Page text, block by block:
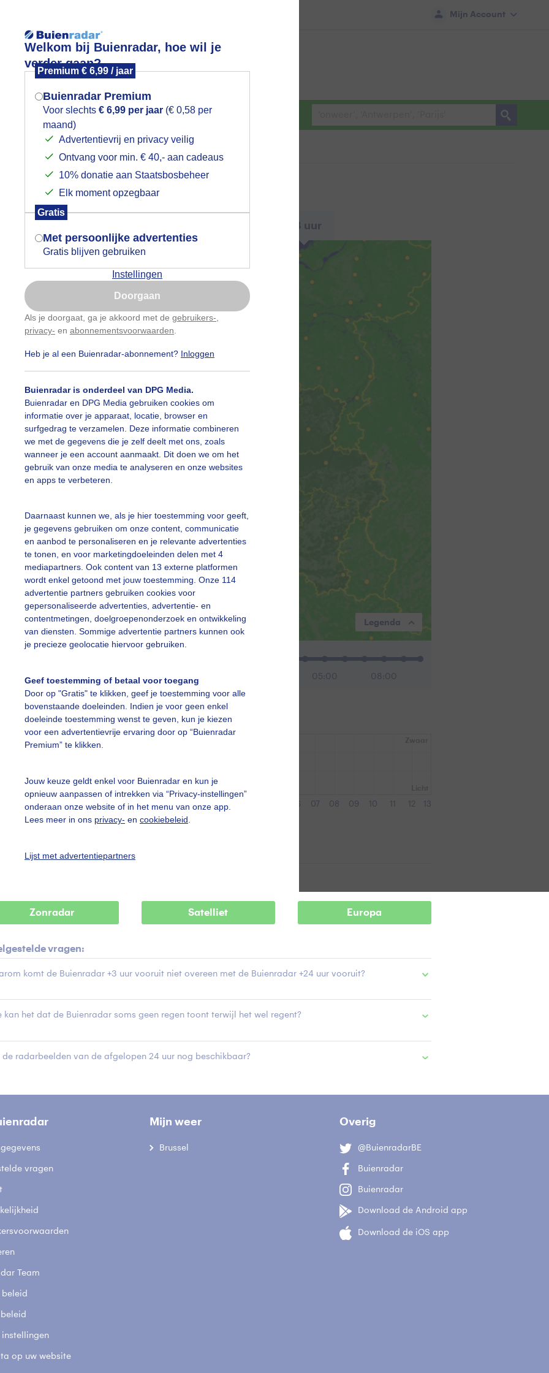
Welkom bij Buienradar, hoe wil je
verder gaan?
Premium € 6,99 / jaar
Buienradar Premium
Voor slechts € 6,99 per jaar (€ 0,58 per
maand)
Advertentievrij en privacy veilig
Ontvang voor min. € 40,- aan cadeaus
10% donatie aan Staatsbosbeheer
Elk moment opzegbaar
Gratis
Met persoonlijke advertenties
Gratis blijven gebruiken
Instellingen
Doorgaan
Als je doorgaat, ga je akkoord met de gebruikers-
privacy- en abonnementsvoorwaarden
Heb je al een Buienradar-abonnement? Inloggen
Buienradar is onderdeel van DPG Media.
Buienradar en DPG Media gebruiken cookies om
informatie over je apparaat, locatie, browser en
surfgedrag te verzamelen. Deze informatie combineren
we met de gegevens die je zelf deelt met ons, zoals
wanneer je een account aanmaakt. Dit doen we om het
gebruik van onze media te analyseren en onze websites
en apps te verbeteren.
Daarnaast kunnen we, als je hier toestemming voor geeft,
je gegevens gebruiken om onze content, communicatie
en aanbod te personaliseren en je relevante advertenties
te tonen, en voor marketingdoeleinden delen met 4
mediapartners. Ook content van 13 externe platformen
wordt enkel getoond met jouw toestemming. Onze 114
advertentie partners gebruiken cookies voor
gepersonaliseerde advertenties, advertentie- en
contentmetingen, doelgroepenonderzoek en ontwikkeling
van diensten. Sommige advertentie partners kunnen ook
je precieze geolocatie hiervoor gebruiken.
Geef toestemming of betaal voor toegang
Door op "Gratis" te klikken, geef je toestemming voor alle
bovenstaande doeleinden. Indien je voor geen enkel
doeleinde toestemming wenst te geven, kun je kiezen
voor een advertentievrije ervaring door op “Buienradar
Premium” te klikken.
Jouw keuze geldt enkel voor Buienradar en kun je
opnieuw aanpassen of intrekken via “Privacy-instellingen”
onderaan onze website of in het menu van onze app.
Lees meer in ons privacy- en cookiebeleid
Lijst met advertentiepartners
Mijn Account
Weerzine
+48 uur
Zondag 19:00
Legenda
14:00 17:00 20:00 05:00 08:00
in Brussel
20 21 22 06 07 08 09 10 11 12 13
Zonradar Satelliet Europa
vragen:
komt de Buienradar +3 uur vooruit niet overeen met de Buienradar +24 uur vooruit?
kan het dat de Buienradar soms geen regen toont terwijl het wel regent?
de radarbeelden van de afgelopen 24 uur nog beschikbaar?
vragen
Team
beleid
instellingen
op uw website
Mijn weer
Brussel
Overig
@BuienradarBE
Buienradar
Buienradar
Download de Android app
Download de iOS app
Mogen we je locatie gebruiken voor
het weer?
Indien je hier nog geen akkoord op hebt
gegeven, verschijnt er zo een pop-up uit
je browser waarin deze toestemming
gevraagd wordt.
Is goed, toon de popup
Nu niet, misschien later
Gebruik je Safari en wil je niet elke dag deze pop-up
Klikhierom dit aan te passen